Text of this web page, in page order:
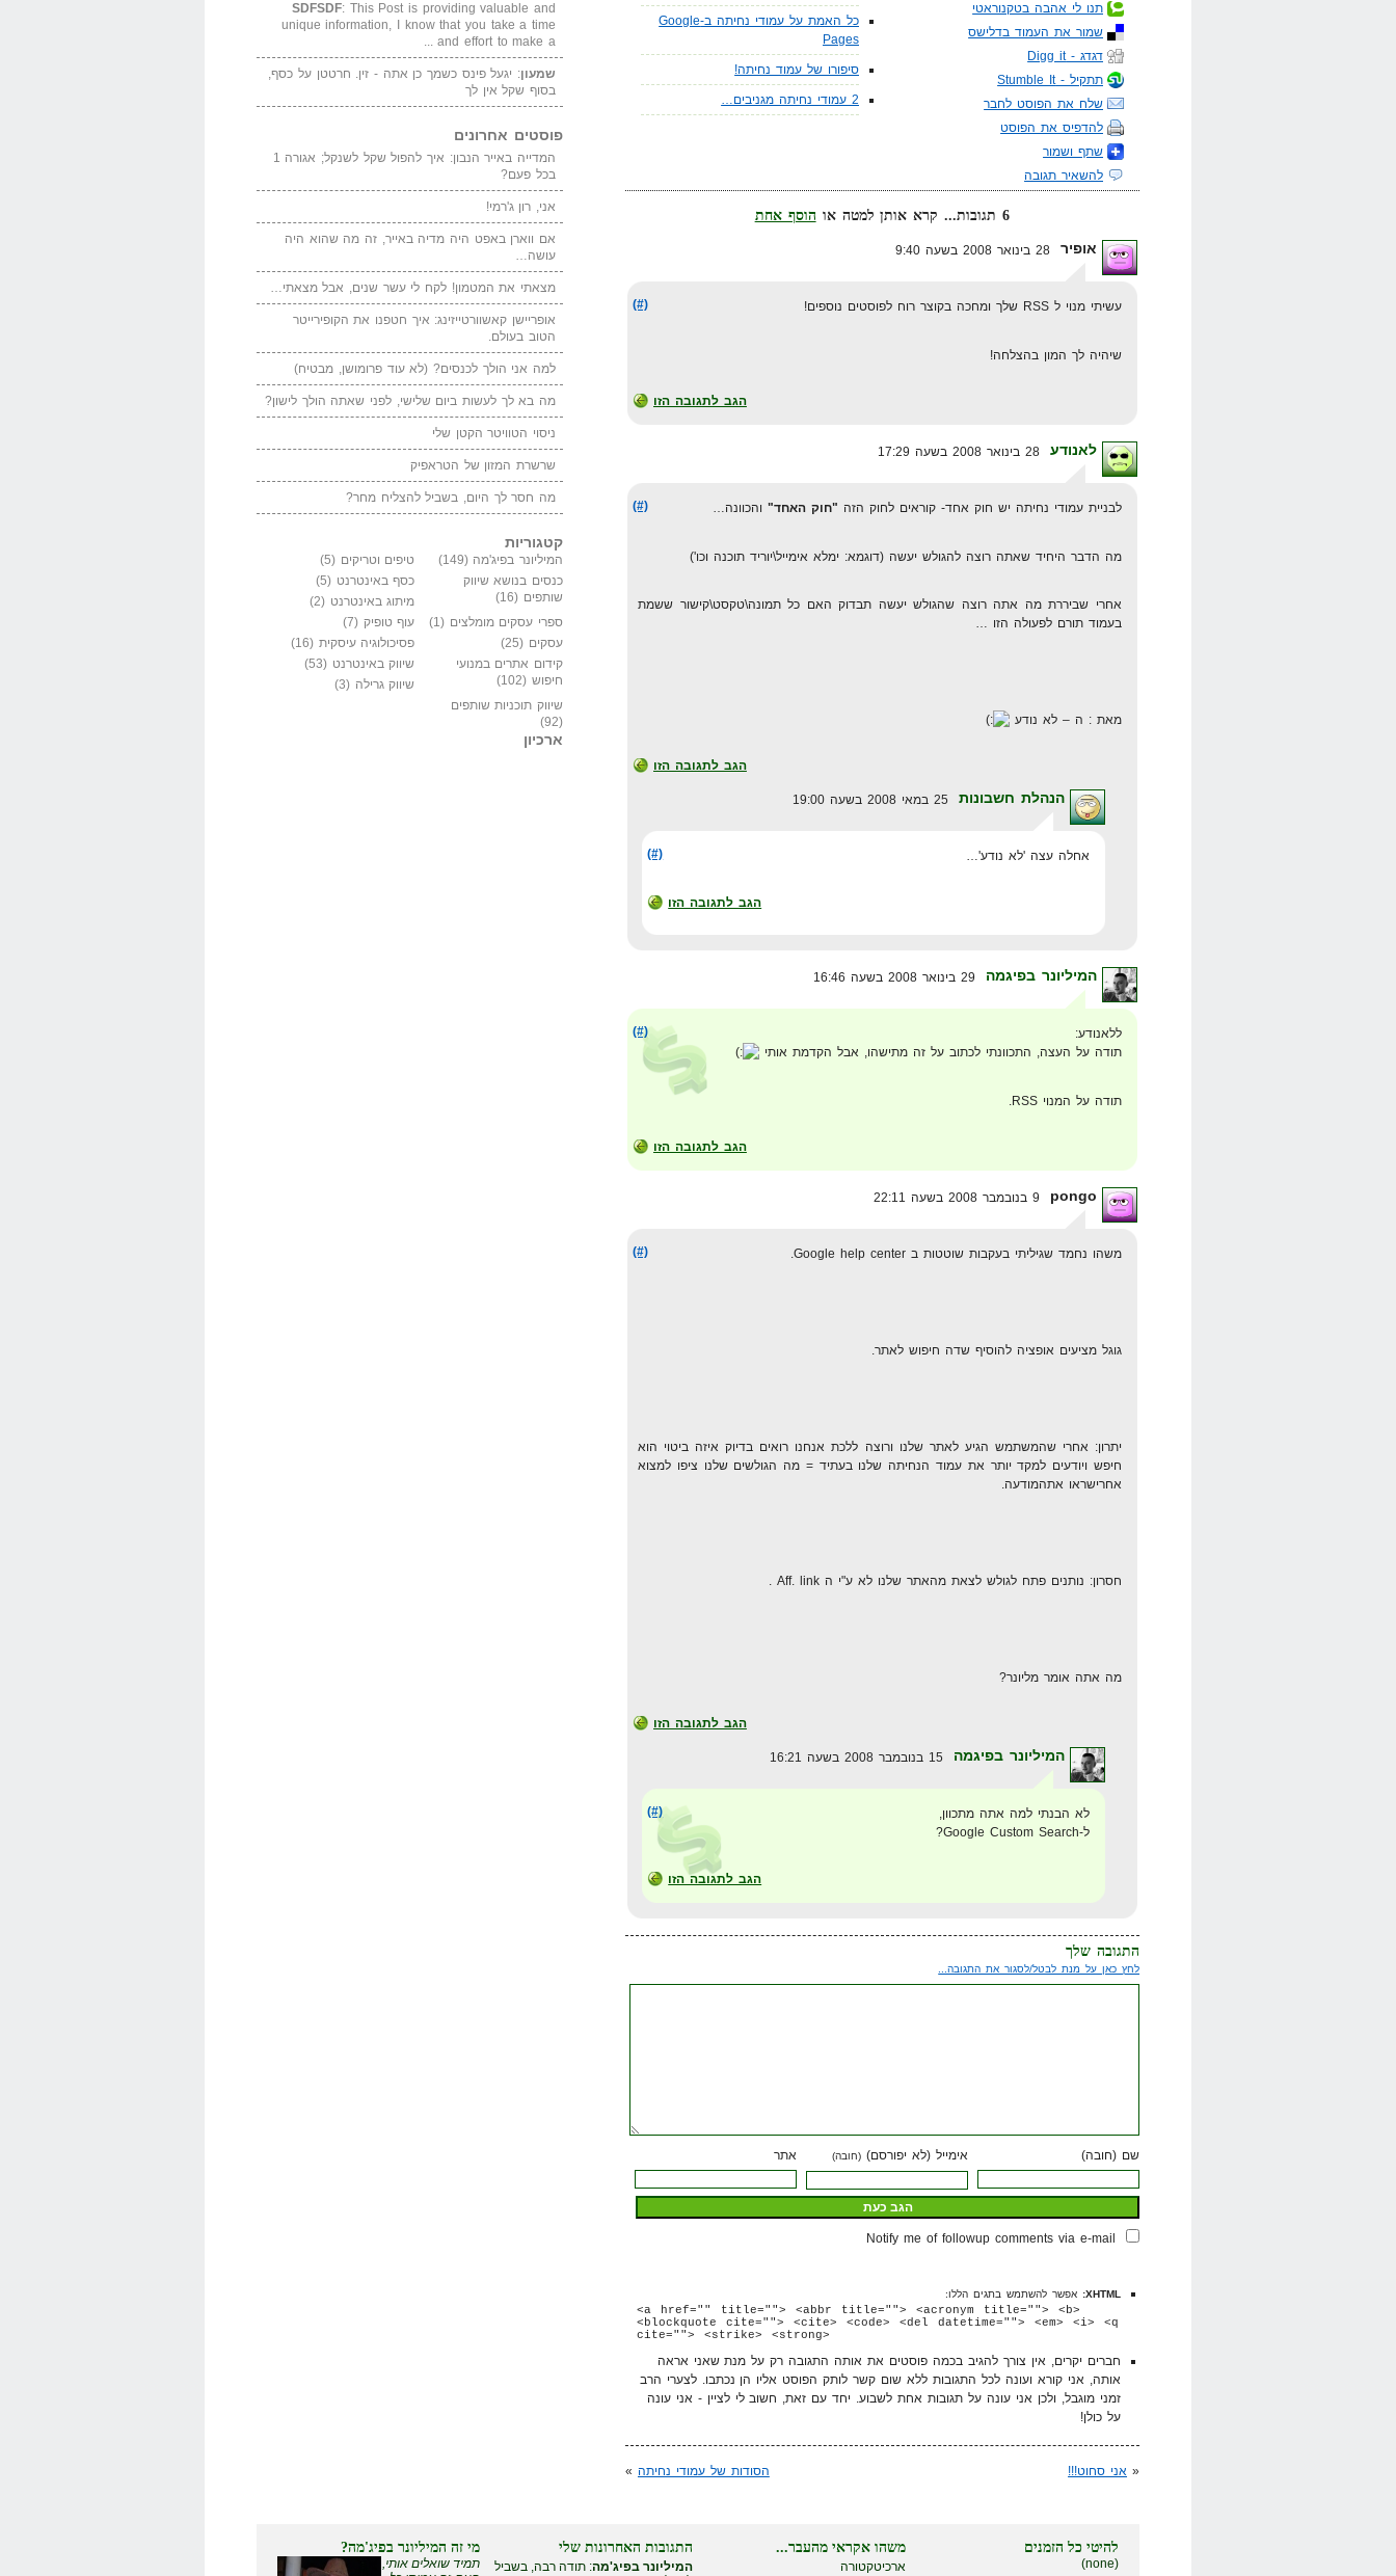
כל האמת על עמודי נחיתה ב-Google
Pages
סיפורו של עמוד נחיתה!
2 עמודי נחיתה מגניבים…
תנו לי אהבה בטקנוראטי
שמור את העמוד בדלישס
דגדג - Digg it
תתקיל - Stumble It
שלח את הפוסט לחבר
להדפיס את הפוסט
שתף ושמור
להשאיר תגובה
6 תגובות... קרא אותן למטה או
הוסף אחת
אופיר
(#) עשיתי מנוי ל RSS שלך ומחכה בקוצר רוח לפוסטים נוספים!
שיהיה לך המון בהצלחה!
הגב לתגובה הזו
לאנודע
(#) לבניית עמודי נחיתה יש חוק אחד- קוראים לחוק הזה "חוק האחד" והכוונה…
מה הדבר היחיד שאתה רוצה להגולש יעשה (דוגמא: ימלא אימייל\יוריד תוכנה וכו')
אחרי שביררת מה אתה רוצה שהגולש יעשה תבדוק האם כל תמונה\טקסט\קישור ששמת
בעמוד תורם לפעולה הזו …
מאת : ה – לא נודע
הגב לתגובה הזו
הנהלת חשבונות25 במאי 2008 בשעה 19:00
(#) אחלה עצה 'לא נודע'…
הגב לתגובה הזו
המיליונר בפיגמה
(#)
ללאנודע:
תודה על העצה, התכוונתי לכתוב על זה מתישהו, אבל הקדמת אותי
תודה על המנוי RSS.
הגב לתגובה הזו
pongo
(#) משהו נחמד שגיליתי בעקבות שוטטות ב Google help center.
גוגל מציעים אופציה להוסיף שדה חיפוש לאתר.
יתרון: אחרי שהמשתמש הגיע לאתר שלנו ורוצה ללכת אנחנו רואים בדיוק איזה ביטוי הוא
חיפש ויודעים למקד יותר את עמוד הנחיתה שלנו בעתיד = מה הגולשים שלנו ציפו למצוא
אחרישראו אתהמודעה.
חסרון: נותנים פתח לגולש לצאת מהאתר שלנו לא ע"י ה Aff. link .
מה אתה אומר מליונר?
הגב לתגובה הזו
המיליונר בפיגמה
(#)
לא הבנתי למה אתה מתכוון,
ל-Google Custom Search?
הגב לתגובה הזו
התגובה שלך
לחץ כאן על מנת לבטל/לסגור את התגובה...
שם (חובה) אימייל (לא יפורסם) (חובה) אתר
Notify me of followup comments via e-mail
XHTML: אפשר להשתמש בתגים הללו:
<a href="" title=""> <abbr title=""> <acronym title=""> <b>
<blockquote cite=""> <cite> <code> <del datetime=""> <em> <i> <q
cite=""> <strike> <strong>
חברים יקרים, אין צורך להגיב בכמה פוסטים את אותה התגובה רק על מנת שאני אראה
אותה, אני קורא ועונה לכל התגובות ללא שום קשר לותק הפוסט אליו הן נכתבו. לצערי הרב
זמני מוגבל, ולכן אני עונה על תגובות אחת לשבוע. יחד עם זאת, חשוב לי לציין - אני עונה
על כולן!
« אני סחוט!!! הסודות של עמודי נחיתה »
SDFSDF: This Post is providing valuable and
unique information, I know that you take a time
and effort to make a ...
שמעון: יגעל פינס כשמך כן אתה - זין. חרטטן על כסף,
בסוף שקל אין לך
פוסטים אחרונים
המדייה באייר הנבון: איך להפול שקל לשנקל; אגורה 1
בכל פעם?
אני, רון ג'רמי!
אם ווארן באפט היה מדיה באייר, זה מה שהוא היה
עושה…
מצאתי את המטמון! לקח לי עשר שנים, אבל מצאתי…
אופריישן קאשוורטייזינג: איך חטפנו את הקופירייטר
הטוב בעולם.
למה אני הולך לכנסים? (לא עוד פרומושן, מבטיח)
מה בא לך לעשות ביום שלישי, לפני שאתה הולך לישון?
ניסוי הטוויטר הקטן שלי
שרשרת המזון של הטראפיק
מה חסר לך היום, בשביל להצליח מחר?
קטגוריות
המיליונר בפיג'מה (149) טיפים וטריקים (5)
כנסים בנושא שיווק
שותפים (16)
כסף באינטרנט (5)
מיתוג באינטרנט (2)
ספרי עסקים מומלצים (1) עוף טופיק (7)
עסקים (25) פסיכולוגיה עיסקית (16)
קידום אתרים במנועי
חיפוש (102)
שיווק באינטרנט (53)
שיווק גרילה (3)
שיווק תוכניות שותפים
(92)
ארכיון
להיטי כל הזמנים
(none)
משהו אקראי מהעבר...
ארכיטקטורה
התגובות האחרונות שלי
המיליונר בפיג'מה: תודה רבה, בשביל
מי זה המיליונר בפיג'מה?
תמיד שואלים אותי,